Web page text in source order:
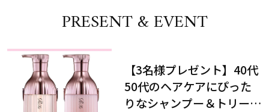
PRESENT & EVENT
【3名様プレゼント】40代
50代のヘアケアにぴった
りなシャンプー＆トリート